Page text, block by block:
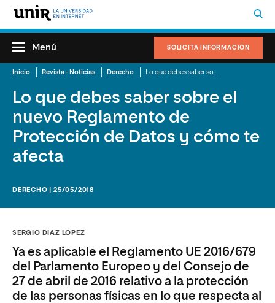
SOLICITA INFORMACIÓN
Menú
Inicio Revista - Noticias Derecho
Lo que debes saber sobre el
nuevo Reglamento de
Protección de Datos y cómo te
afecta
DERECHO | 25/05/2018
SERGIO DÍAZ LÓPEZ
Ya es aplicable el Reglamento UE 2016/679
del Parlamento Europeo y del Consejo de
27 de abril de 2016 relativo a la protección
de las personas físicas en lo que respecta al